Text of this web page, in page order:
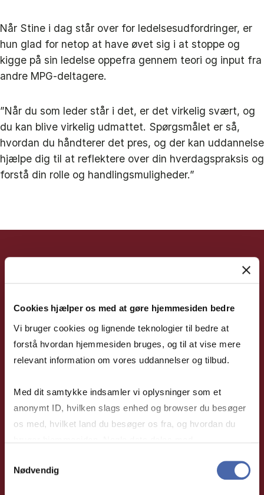
Cookies hjælper os med at gøre hjemmesiden bedre
Vi bruger cookies og lignende teknologier til bedre at
forstå hvordan hjemmesiden bruges, og til at vise mere
relevant information om vores uddannelser og tilbud.
Med dit samtykke indsamler vi oplysninger som et
anonymt ID, hvilken slags enhed og browser du besøger
os med, hvilket land du besøger os fra, og hvordan du
markedsføring. Du bestemmer selv - og kan altid trække
Nødvendig
Når Stine i dag står over for ledelsesudfordringer, er
hun glad for netop at have øvet sig i at stoppe og
kigge på sin ledelse oppefra gennem teori og input fra
andre MPG-deltagere.
”Når du som leder står i det, er det virkelig svært, og
du kan blive virkelig udmattet. Spørgsmålet er så,
hvordan du håndterer det pres, og der kan uddannelse
hjælpe dig til at reflektere over din hverdagspraksis og
forstå din rolle og handlingsmuligheder.”
TRE GODE RÅD FRA STINE
TIL DIG DER OVERVEJER
EN MPG
Tag uddannelsen i dit tempo
Stine nød enormt meget fleksibiliteten i Master-
læring kræver fordybelse, og det vinder man ved et
fleksibelt forløb.”